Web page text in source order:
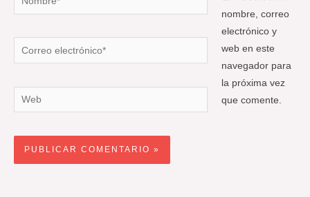
Correo
electrónico*
Web
nombre, correo
electrónico y
web en este
navegador para
la próxima vez
que comente.